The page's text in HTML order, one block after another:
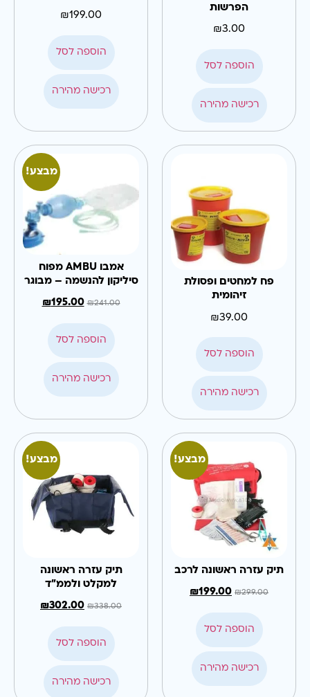
הפרשות
₪3.00
הוספה לסל
רכישה מהירה
₪199.00
הוספה לסל
רכישה מהירה
פח למחטים ופסולת
זיהומית
₪39.00
הוספה לסל
רכישה מהירה
מבצע!
אמבו AMBU מפוח
סיליקון להנשמה – מבוגר
₪241.00
₪195.00
הוספה לסל
רכישה מהירה
מבצע!
תיק עזרה ראשונה לרכב
₪299.00
₪199.00
הוספה לסל
רכישה מהירה
מבצע!
תיק עזרה ראשונה
למקלט ולממ"ד
₪338.00
₪302.00
הוספה לסל
רכישה מהירה